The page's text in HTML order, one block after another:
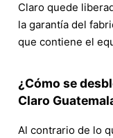
Claro quede
la garantía del
que contiene el
¿Cómo se
Claro
Al contrario de lo